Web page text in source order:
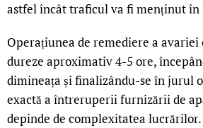
astfel încât traficul va fi menținut în
Operațiunea de remediere a avariei
dureze aproximativ 4-5 ore,
dimineața și finalizându-se în jurul
exactă a întreruperii furnizării de
depinde de complexitatea lucrărilor.